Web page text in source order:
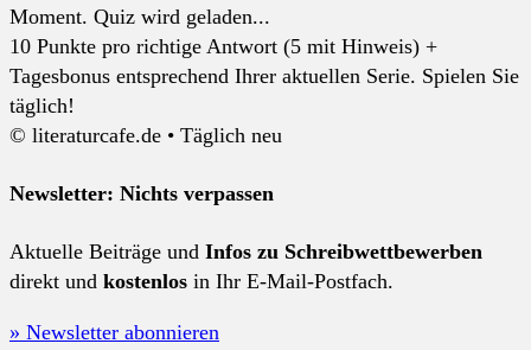
Moment. Quiz wird geladen...
10 Punkte pro richtige Antwort (5 mit Hinweis) +
Tagesbonus entsprechend Ihrer aktuellen Serie. Spielen Sie
täglich!
© literaturcafe.de • Täglich neu
Newsletter: Nichts verpassen
Aktuelle Beiträge und Infos zu Schreibwettbewerben
direkt und kostenlos in Ihr E-Mail-Postfach.
» Newsletter abonnieren